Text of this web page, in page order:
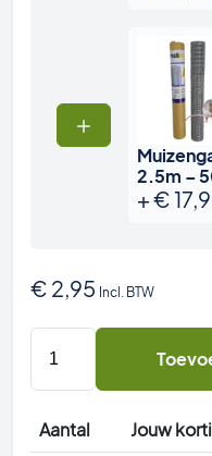
2.5m –
+€
€ 2,95 Incl. BTW
3
meter
-
PestiNext
Staalwol
Aantal Jouw